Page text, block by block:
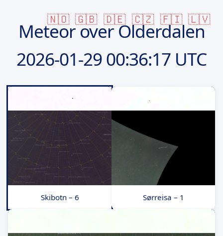
🇳🇴 🇬🇧 🇩🇪 🇨🇿 🇫🇮 🇱🇻
Meteor over Olderdalen
2026-01-2900:36:17 UTC
Skibotn – 6 Sørreisa – 1